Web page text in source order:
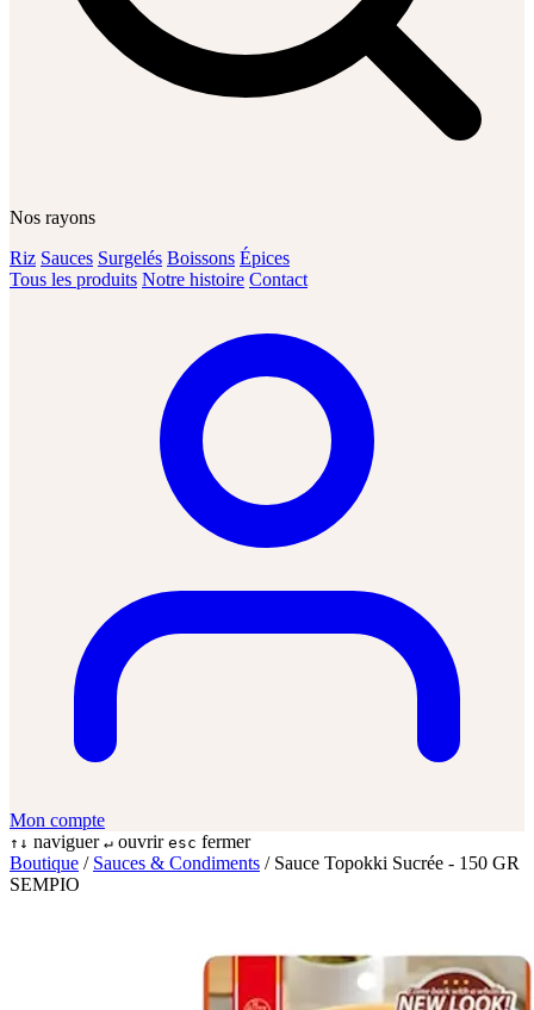
Nos rayons
Riz Sauces Surgelés Boissons Épices
Tous les produits Notre histoire Contact
Mon compte
↑↓ naviguer ↵ ouvrir esc fermer
Boutique / Sauces & Condiments / Sauce Topokki Sucrée - 150 GR
SEMPIO